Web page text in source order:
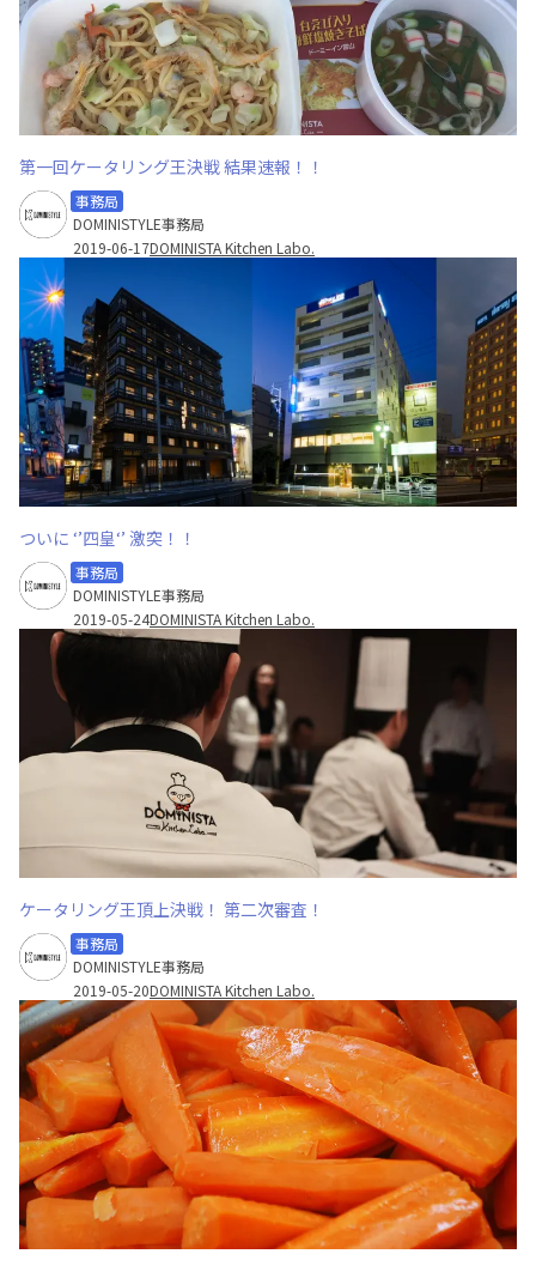
第一回ケータリング王決戦 結果速報！！
事務局
DOMINISTYLE事務局
2019-06-17DOMINISTA Kitchen Labo.
ついに ‘’四皇‘’ 激突！！
事務局
DOMINISTYLE事務局
2019-05-24DOMINISTA Kitchen Labo.
ケータリング王頂上決戦！ 第二次審査！
事務局
DOMINISTYLE事務局
2019-05-20DOMINISTA Kitchen Labo.